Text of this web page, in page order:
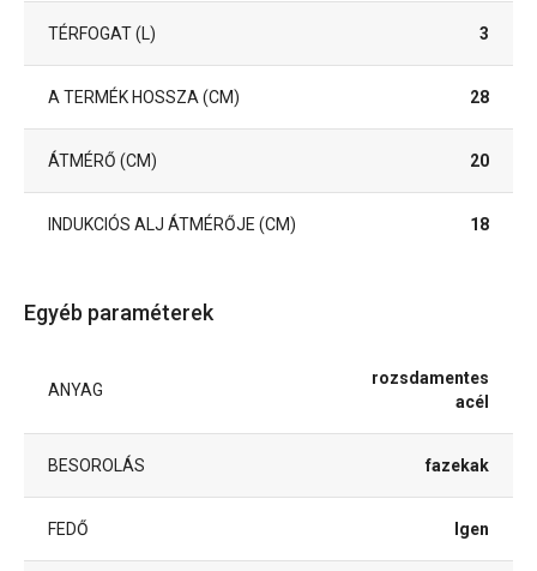
TÉRFOGAT (L) 3
A TERMÉK HOSSZA (CM) 28
ÁTMÉRŐ (CM) 20
INDUKCIÓS ALJ ÁTMÉRŐJE (CM) 18
Egyéb paraméterek
ANYAG
rozsdamentes
acél
BESOROLÁS fazekak
FEDŐ Igen